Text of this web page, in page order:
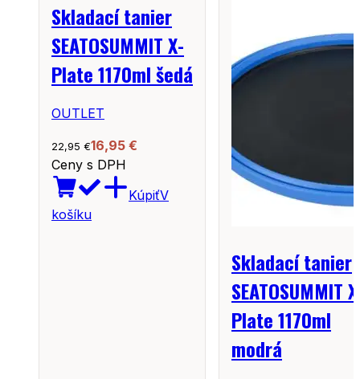
Skladací tanier
SEATOSUMMIT X-
Plate 1170ml šedá
OUTLET
22,95 €16,95 €
Ceny s DPH
KúpiťV
košíku
Skladací tanier
SEATOSUMMIT
Plate 1170ml
modrá